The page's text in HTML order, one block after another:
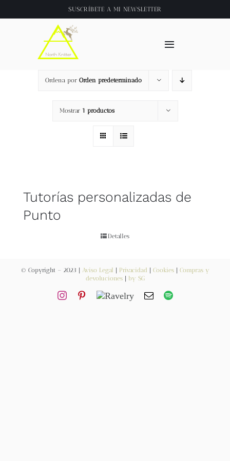
al
SUSCRÍBETE A MI NEWSLETTER
Toggle
Inicio
About
Tienda
Videos
Blog
Newsletter
Ordena por Orden predeterminado
Mostrar 1 productos
Tutorías personalizadas de
Punto
Detalles
© Copyright – 2023 | Aviso Legal Privacidad Cookies| Compras y
devoluciones| by SG